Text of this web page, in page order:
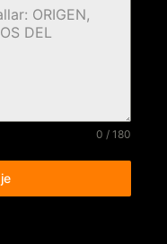
0 / 180